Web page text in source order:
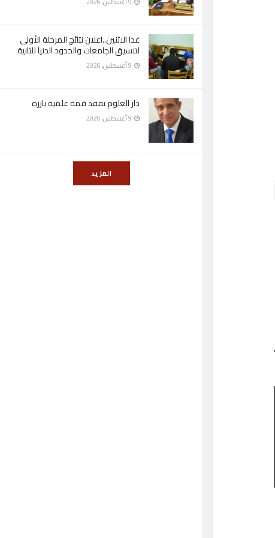
غدا الاثنين..اعلان نتائج المرحلة الأولى
لتنسيق الجامعات والحدود الدنيا للثانية
دار العلوم تفقد قمة علمية بارزة
المزيد